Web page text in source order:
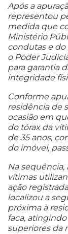
Após a
representou
medida que
Ministério
condutas e
o Poder
para garantia
integridade
Conforme
residência de
ocasião em
do tórax da
de 35 anos,
do imóvel,
Na
vítimas
ação
localizou a
próxima à
faca,
superiores da